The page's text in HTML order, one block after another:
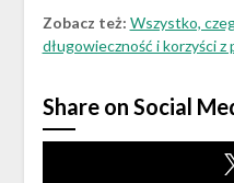
Zobacz też: Wszystko,
długowieczność i korzyści
Share on Social